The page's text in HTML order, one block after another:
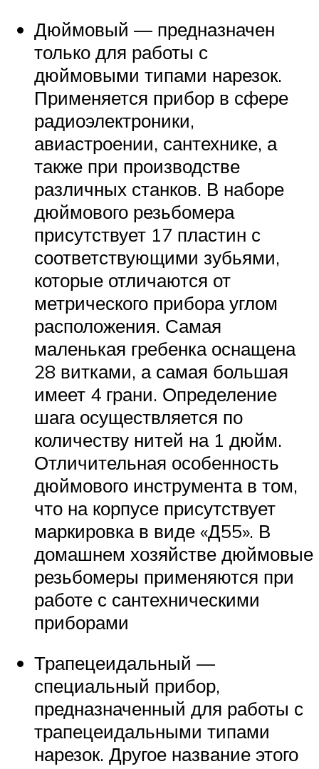
Дюймовый — предназначен
только для работы с
дюймовыми типами нарезок.
Применяется прибор в сфере
радиоэлектроники,
авиастроении, сантехнике, а
также при производстве
различных станков. В наборе
дюймового резьбомера
присутствует 17 пластин с
соответствующими зубьями,
которые отличаются от
метрического прибора углом
расположения. Самая
маленькая гребенка оснащена
28 витками, а самая большая
имеет 4 грани. Определение
шага осуществляется по
количеству нитей на 1 дюйм.
Отличительная особенность
дюймового инструмента в том,
что на корпусе присутствует
маркировка в виде «Д55». В
домашнем хозяйстве дюймовые
резьбомеры применяются при
работе с сантехническими
приборами
Трапецеидальный —
специальный прибор,
предназначенный для работы с
трапецеидальными типами
нарезок. Другое название этого